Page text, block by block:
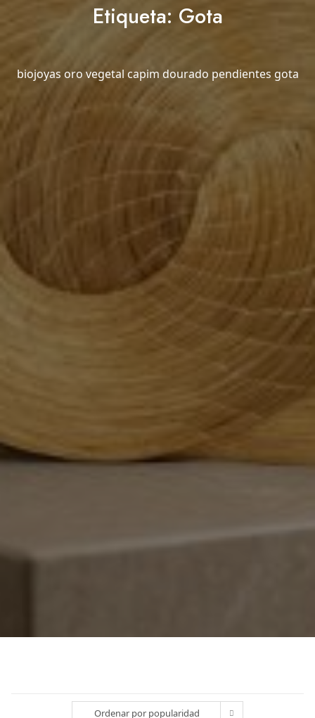
Etiqueta: Gota
biojoyas oro vegetal capim dourado pendientes gota
Ordenar por popularidad